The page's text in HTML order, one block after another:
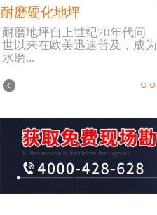
耐磨硬化地坪
耐磨地坪自上世纪70年代问
世以来在欧美迅速普及，成为
水磨...